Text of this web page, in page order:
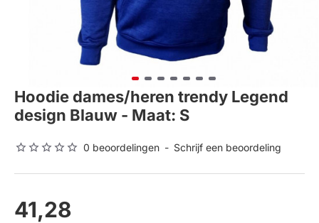
Hoodie dames/heren trendy Legend
design Blauw - Maat: S
0 beoordelingen - Schrijf een beoordeling
41,28